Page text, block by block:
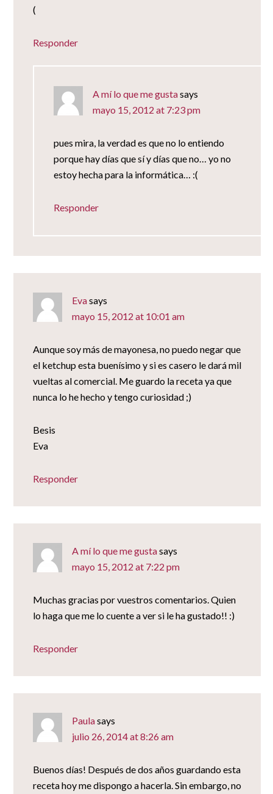
(
Responder
A mí lo que me gustasays
mayo 15, 2012 at 7:23 pm
pues mira, la verdad es que no lo entiendo
porque hay días que sí y días que no… yo no
estoy hecha para la informática… :(
Responder
Evasays
mayo 15, 2012 at 10:01 am
Aunque soy más de mayonesa, no puedo negar que
el ketchup esta buenísimo y si es casero le dará mil
vueltas al comercial. Me guardo la receta ya que
nunca lo he hecho y tengo curiosidad ;)
Besis
Eva
Responder
A mí lo que me gustasays
mayo 15, 2012 at 7:22 pm
Muchas gracias por vuestros comentarios. Quien
lo haga que me lo cuente a ver si le ha gustado!! :)
Responder
Paulasays
julio 26, 2014 at 8:26 am
Buenos días! Después de dos años guardando esta
receta hoy me dispongo a hacerla. Sin embargo, no